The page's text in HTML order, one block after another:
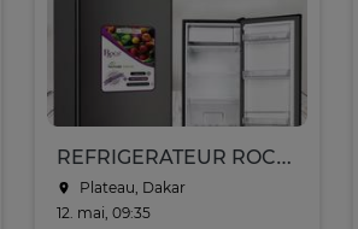
REFRIGERATEUR ROCH BAR 1 PORTE GRIS RFR120S
Plateau, Dakar
12. mai, 09:35